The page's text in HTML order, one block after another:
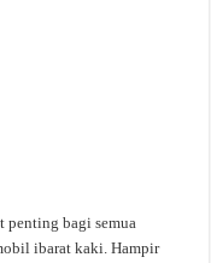
penting bagi semua
ibarat kaki. Hampir